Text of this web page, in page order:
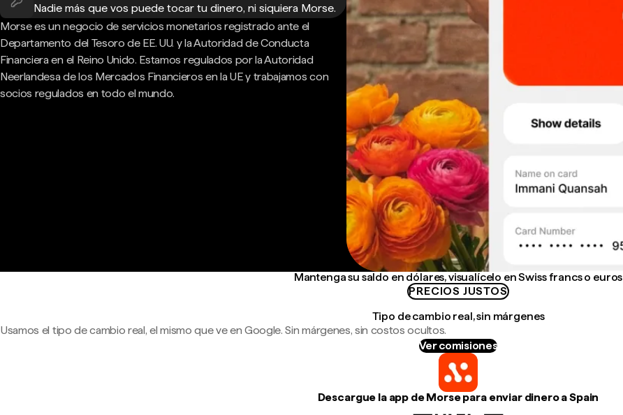
Nadie más que vos puede tocar tu dinero, ni siquiera Morse.
Morse es un negocio de servicios monetarios registrado ante el
Departamento del Tesoro de EE. UU. y la Autoridad de Conducta
Financiera en el Reino Unido. Estamos regulados por la Autoridad
Neerlandesa de los Mercados Financieros en la UE y trabajamos con
socios regulados en todo el mundo.
Mantenga su saldo en dólares, visualícelo en Swiss francs o euros
PRECIOS JUSTOS
Tipo de cambio real, sin márgenes
Usamos el tipo de cambio real, el mismo que ve en Google. Sin márgenes, sin costos ocultos.
Ver comisiones
Descargue la app de Morse para enviar dinero a Spain